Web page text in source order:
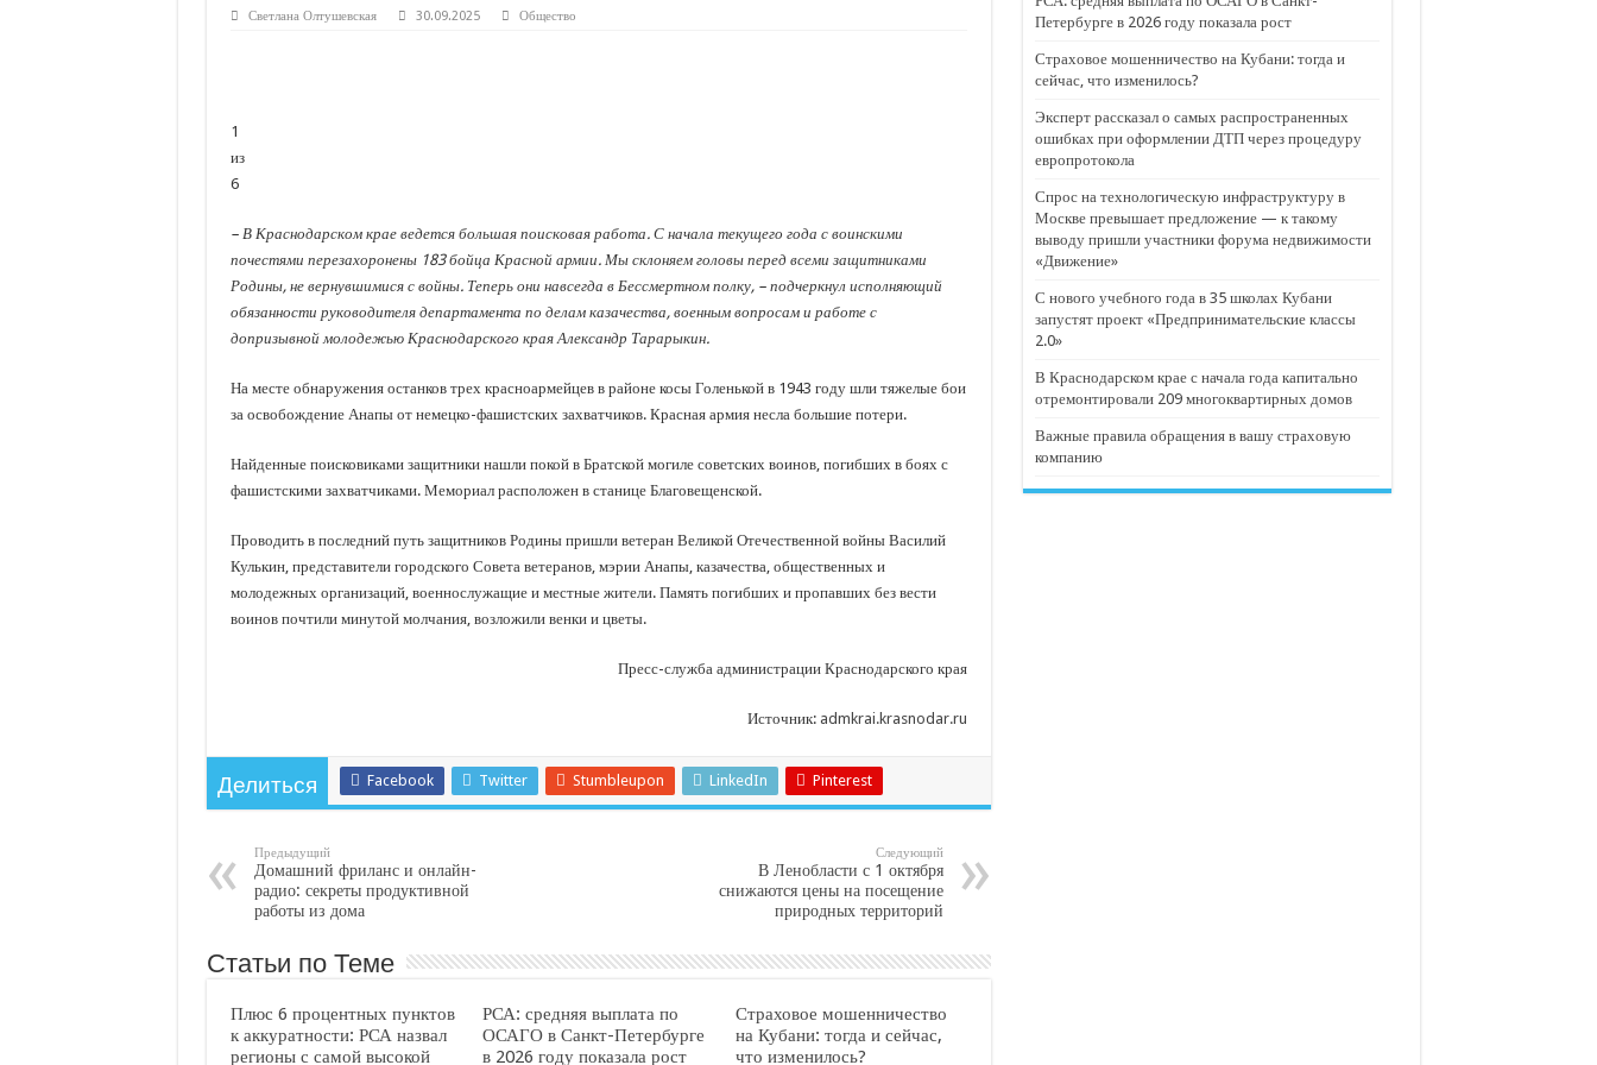
С нового учебного года в 35 школах Кубани запустят проект «Предпринимательские классы 2.0»
В городах и районах Кубани отметили День России
Стартовал прием заявок на 20-й юбилейный молодежный форум «Регион 93»
Светлана Олтушевская 30.09.2025 Общество
1
из
6
– В Краснодарском крае ведется большая поисковая работа. С начала текущего года с воинскими
почестями перезахоронены 183 бойца Красной армии. Мы склоняем головы перед всеми защитниками
Родины, не вернувшимися с войны. Теперь они навсегда в Бессмертном полку, – подчеркнул исполняющий
обязанности руководителя департамента по делам казачества, военным вопросам и работе с
допризывной молодежью Краснодарского края Александр Тарарыкин.
На месте обнаружения останков трех красноармейцев в районе косы Голенькой в 1943 году шли тяжелые бои
за освобождение Анапы от немецко-фашистских захватчиков. Красная армия несла большие потери.
Найденные поисковиками защитники нашли покой в Братской могиле советских воинов, погибших в боях с
фашистскими захватчиками. Мемориал расположен в станице Благовещенской.
Проводить в последний путь защитников Родины пришли ветеран Великой Отечественной войны Василий
Кулькин, представители городского Совета ветеранов, мэрии Анапы, казачества, общественных и
молодежных организаций, военнослужащие и местные жители. Память погибших и пропавших без вести
воинов почтили минутой молчания, возложили венки и цветы.
Пресс-служба администрации Краснодарского края
Источник: admkrai.krasnodar.ru
Делиться Facebook Twitter Stumbleupon LinkedIn Pinterest
Предыдущий
Домашний фриланс и онлайн-
радио: секреты продуктивной
работы из дома
Следующий
В Ленобласти с 1 октября
снижаются цены на посещение
природных территорий
Статьи по Теме
Плюс 6 процентных пунктов
к аккуратности: РСА назвал
регионы с самой высокой
РСА: средняя выплата по
ОСАГО в Санкт-Петербурге
в 2026 году показала рост
Страховое мошенничество
на Кубани: тогда и сейчас,
что изменилось?
Петербурге в 2026 году показала рост
Страховое мошенничество на Кубани: тогда и
сейчас, что изменилось?
Эксперт рассказал о самых распространенных
ошибках при оформлении ДТП через процедуру
европротокола
Спрос на технологическую инфраструктуру в
Москве превышает предложение — к такому
выводу пришли участники форума недвижимости
«Движение»
С нового учебного года в 35 школах Кубани
запустят проект «Предпринимательские классы
2.0»
В Краснодарском крае с начала года капитально
отремонтировали 209 многоквартирных домов
Важные правила обращения в вашу страховую
компанию